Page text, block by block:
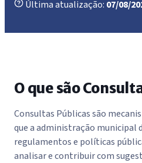
Última atualização: 07/08/
O que são
Consultas Públicas são
que a administração municipal
regulamentos e políticas
analisar e contribuir com